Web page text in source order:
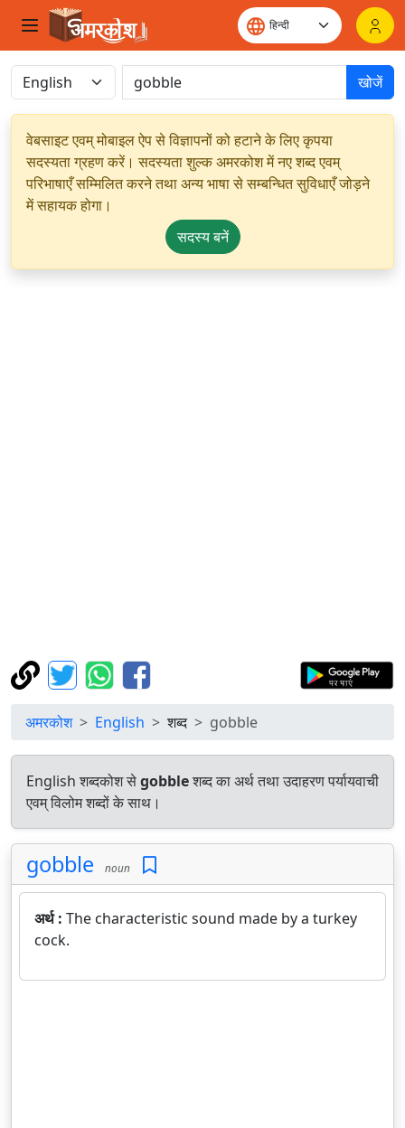
खोजें
वेबसाइट एवम् मोबाइल ऐप से विज्ञापनों को हटाने के लिए कृपया
सदस्यता ग्रहण करें। सदस्यता शुल्क अमरकोश में नए शब्द एवम्
परिभाषाएँ सम्मिलित करने तथा अन्य भाषा से सम्बन्धित सुविधाएँ जोड़ने
में सहायक होगा।
सदस्य बनें
अमरकोश English शब्द gobble
English शब्दकोश सेgobbleशब्द का अर्थ तथा उदाहरण पर्यायवाची
एवम् विलोम शब्दों के साथ।
gobble noun
अर्थ : The characteristic sound made by a turkey
cock.